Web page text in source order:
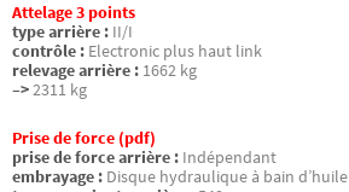
Attelage 3 points
type arrière : II/I
contrôle : Electronic plus haut link
relevage arrière : 1662 kg
–>2311 kg
Prise de force (pdf)
prise de force arrière : Indépendant
embrayage : Disque hydraulique à bain d’huile